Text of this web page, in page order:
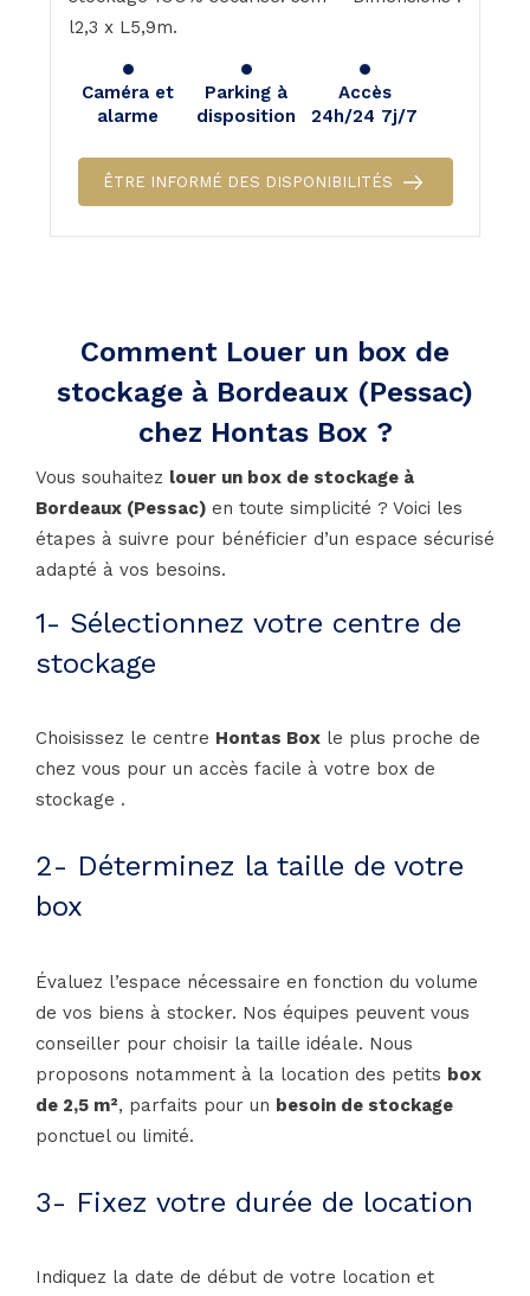
l2,3 x L5,9m.
Caméra et
alarme
Parking à
disposition
Accès
24h/24 7j/7
ÊTRE INFORMÉ DES DISPONIBILITÉS
Comment Louer un box de
stockage à Bordeaux (Pessac)
chez Hontas Box ?
Vous souhaitez louer un box de stockage à
Bordeaux (Pessac) en toute simplicité ? Voici les
étapes à suivre pour bénéficier d’un espace sécurisé
adapté à vos besoins.
1- Sélectionnez votre centre de
stockage
Choisissez le centre Hontas Box le plus proche de
chez vous pour un accès facile à votre box de
stockage .
2- Déterminez la taille de votre
box
Évaluez l’espace nécessaire en fonction du volume
de vos biens à stocker. Nos équipes peuvent vous
conseiller pour choisir la taille idéale. Nous
proposons notamment à la location des petits box
de 2,5 m², parfaits pour un besoin de stockage
ponctuel ou limité.
3- Fixez votre durée de location
Indiquez la date de début de votre location et